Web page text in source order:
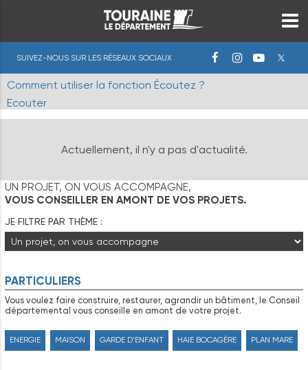
SUIVEZ-NOUS SUR LES RÉSEAUX SOCIAUX
Comment utiliser la fonction Écoutez ?
Ecouter
Actuellement, il n'y a pas d'actualité.
UN PROJET, ON VOUS ACCOMPAGNE,
VOUS CONSEILLER EN AMONT DE VOS PROJETS.
JE FILTRE PAR THÈME :
PARTICULIERS
Vous voulez faire construire, restaurer, agrandir un bâtiment, le Conseil
départemental vous conseille en amont de votre projet.
ENERGIE MAISON GARDE D’ENFANT HAIE BOCAGÈRE PLAN MARE